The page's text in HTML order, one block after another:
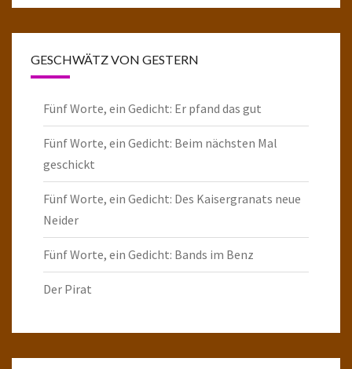
GESCHWÄTZ VON GESTERN
Fünf Worte, ein Gedicht: Er pfand das gut
Fünf Worte, ein Gedicht: Beim nächsten Mal
geschickt
Fünf Worte, ein Gedicht: Des Kaisergranats neue
Neider
Fünf Worte, ein Gedicht: Bands im Benz
Der Pirat